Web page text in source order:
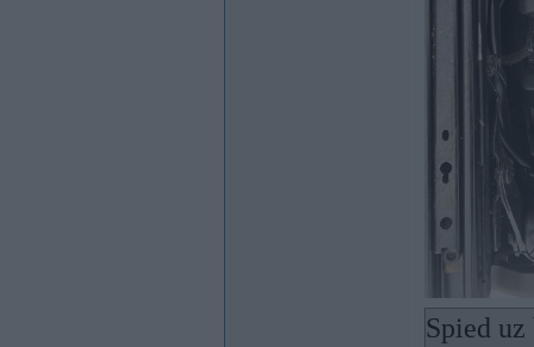
Spied